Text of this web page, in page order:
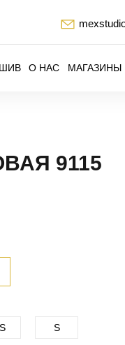
О НАС МАГАЗИНЫ
9115
S